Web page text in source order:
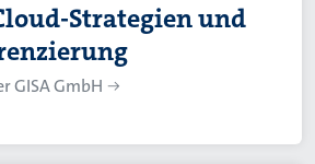
Strategien und
GISA GmbH